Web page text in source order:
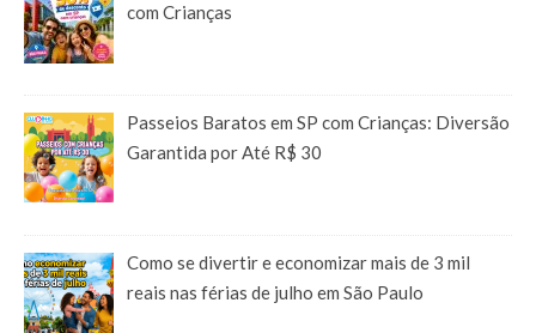
com Crianças
Passeios Baratos em SP com Crianças: Diversão
Garantida por Até R$ 30
Como se divertir e economizar mais de 3 mil
reais nas férias de julho em São Paulo